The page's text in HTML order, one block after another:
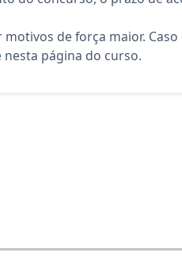
de força maior.
página do curso.